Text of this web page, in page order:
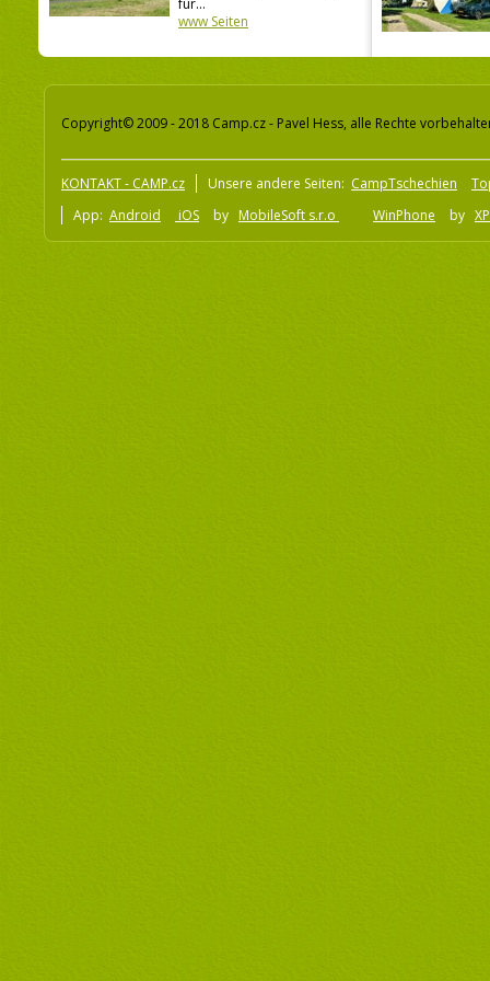
für...
www Seiten
Copyright© 2009 - 2018 Camp.cz - Pavel Hess, alle Rechte
KONTAKT - CAMP.cz Unsere andere Seiten: CampTschechien
App: Android iOS by MobileSoft s.r.o WinPhone by